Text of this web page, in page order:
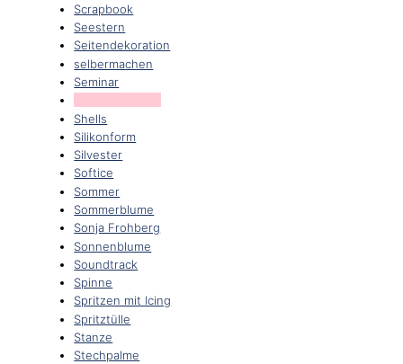
Scrapbook
Seestern
Seitendekoration
selbermachen
Seminar
Shells
Silikonform
Silvester
Softice
Sommer
Sommerblume
Sonja Frohberg
Sonnenblume
Soundtrack
Spinne
Spritzen mit Icing
Spritztülle
Stanze
Stechpalme